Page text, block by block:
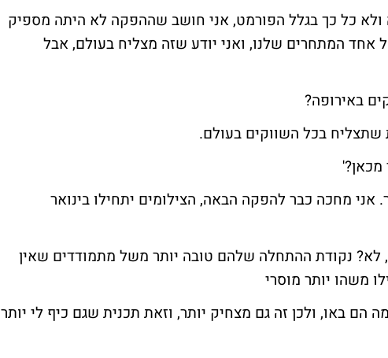
ולא כל כך בגלל הפורמט, אני חושב שההפקה לא היתה מספיק
אחד המתחרים שלנו, ואני יודע שזה מצליח בעולם, אבל
באירופה?
בכל השווקים בעולם.
מכאן?'
אני מחכה כבר להפקה הבאה, הצילומים יתחילו בינואר
לא? נקודת ההתחלה שלהם טובה יותר משל מתמודדים שאין
משהו יותר מוסרי
הם באו, ולכן זה גם מצחיק יותר, וזאת תכנית שגם כיף לי יותר